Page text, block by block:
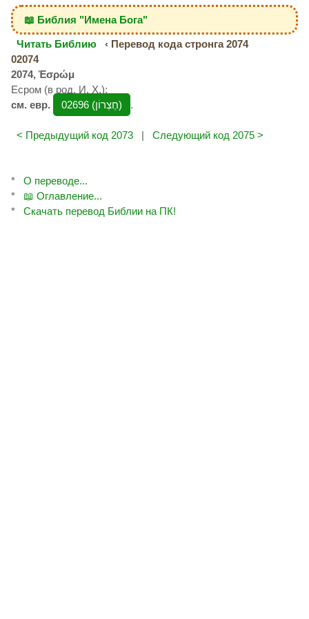
📖 Библия "Имена Бога"
Читать Библию
‹ Перевод кода стронга 2074
02074
2074, Ἑσρώμ
Есром (в род. И. Х.);
см. евр.
02696 (חֶצְרוֹן‎) .
< Предыдущий код 2073 | Следующий код 2075 >
*
О переводе...
*
📖 Оглавление...
*
Скачать перевод Библии на ПК!